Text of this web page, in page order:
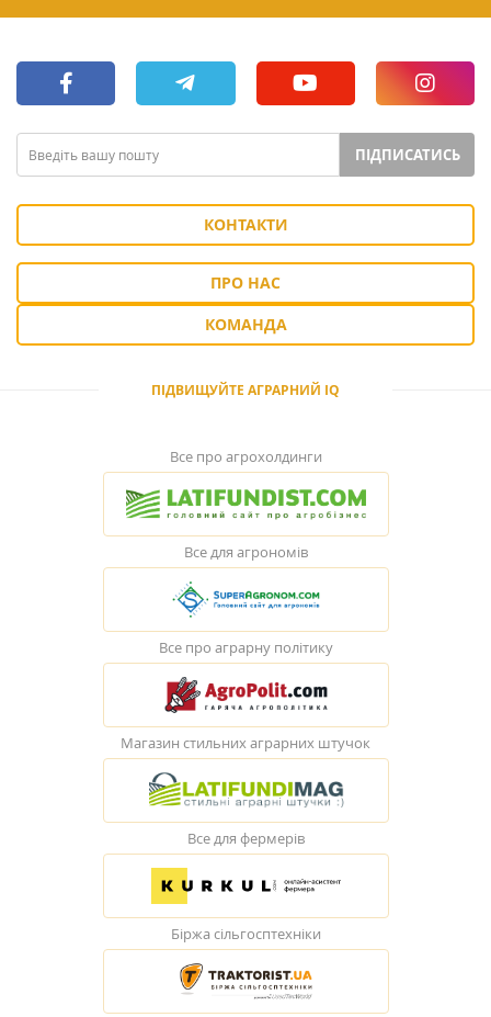
ПІДПИСАТИСЬ
КОНТАКТИ
ПРО НАС
КОМАНДА
ПІДВИЩУЙТЕ АГРАРНИЙ IQ
Все про агрохолдинги
Все для агрономів
Все про аграрну політику
Магазин стильних аграрних штучок
Все для фермерів
Біржа сільгосптехніки